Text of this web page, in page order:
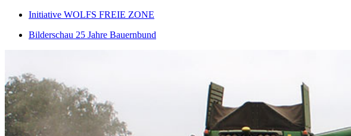
Initiative WOLFS FREIE ZONE
Bilderschau 25 Jahre Bauernbund